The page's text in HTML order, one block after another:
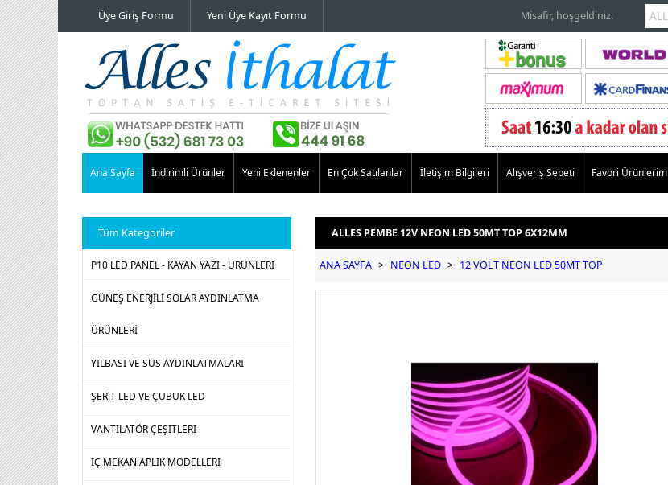
Üye Giriş Formu Yeni Üye Kayıt Formu Misafir, hoşgeldiniz.
Ana Sayfa İndirimli Ürünler Yeni Eklenenler En Çok Satılanlar İletişim Bilgileri Alışveriş Sepeti Favori Ürünlerim
Tüm Kategoriler
P10 LED PANEL - KAYAN YAZI - URUNLERI
GÜNEŞ ENERJİLİ SOLAR AYDINLATMA
ÜRÜNLERİ
YILBASI VE SUS AYDINLATMALARI
ŞERiT LED VE ÇUBUK LED
VANTILATÖR ÇEŞITLERI
IÇ MEKAN APLIK MODELLERI
ALLES PEMBE 12V NEON LED 50MT TOP 6X12MM
ANA SAYFA > NEON LED > 12 VOLT NEON LED 50MT TOP